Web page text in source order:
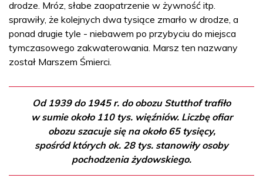
drodze. Mróz, słabe zaopatrzenie w żywność itp.
sprawiły, że kolejnych dwa tysiące zmarło w drodze, a
ponad drugie tyle - niebawem po przybyciu do miejsca
tymczasowego zakwaterowania. Marsz ten nazwany
został Marszem Śmierci.
Od 1939 do 1945 r. do obozu Stutthof trafiło
w sumie około 110 tys. więźniów. Liczbę ofiar
obozu szacuje się na około 65 tysięcy,
spośród których ok. 28 tys. stanowiły osoby
pochodzenia żydowskiego.